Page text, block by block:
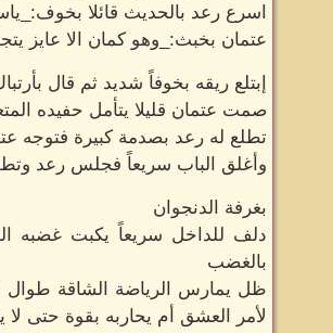
اسرع رعد بالحديث قائلا
عتمان بخبث:_وهو كمان الا عايز
إبتلع ريقه بخوفاً شديد ثم قال
صمت عتمان قليلا يتأمل حفيده
تطلع له رعد بصدمة كبيرة فتوجه
وأغلق الباب سريعاً فجلس رعد
بغرفة الدنجوان
دلف للداخل سريعاً يكبت غضبه
بالغضب
ظل يمارس الرياضة الشاقة طوال
لأمر العشق أم يحاربه بقوة حتى لا